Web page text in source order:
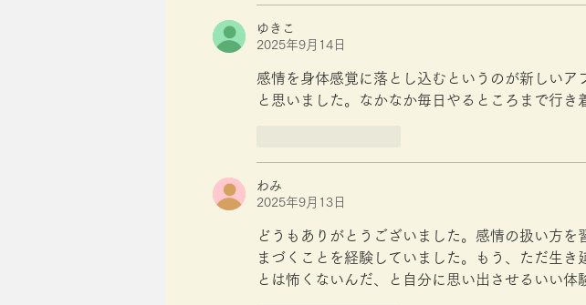
ゆきこ
2025年9月14日
感情を身体感覚に落とし込むというのが新しい
と思いました。なかなか毎日やるところまで行き
わみ
2025年9月13日
どうもありがとうございました。感情の扱い方
まづくことを経験していました。もう、ただ生
とは怖くないんだ、と自分に思い出させるいい体